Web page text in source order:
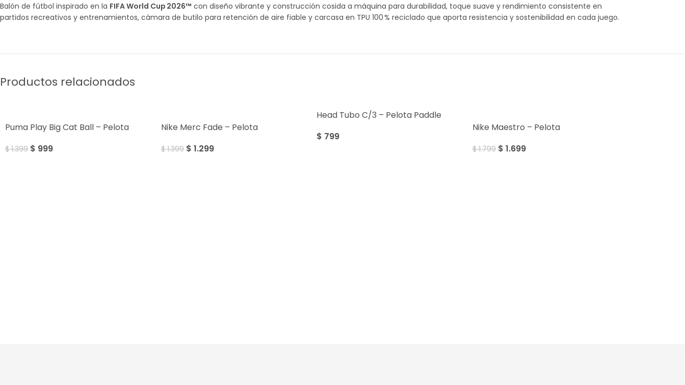
Balón de fútbol inspirado en la FIFA World Cup 2026™ con diseño vibrante y construcción cosida a máquina para durabilidad, toque suave y rendimiento consistente en
partidos recreativos y entrenamientos, cámara de butilo para retención de aire fiable y carcasa en TPU 100 % reciclado que aporta resistencia y sostenibilidad en cada juego.
Productos relacionados
Puma Play Big Cat Ball – Pelota
$1.399 $ 999
Nike Merc Fade – Pelota
$1.399 $ 1.299
Head Tubo C/3 – Pelota Paddle
$ 799
Nike Maestro – Pelota
$1.799 $ 1.699